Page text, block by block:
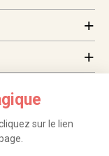
sur le lien